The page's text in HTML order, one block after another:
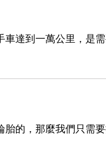
達到一萬公里，是
的，那麼我們只需